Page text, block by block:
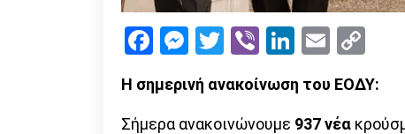
Facebook
Messenger
Twitter
ViberLinkedIn
Email
Η σημερινή ανακοίνωση του ΕΟΔΥ:
Σήμερα ανακοινώνουμε 937 νέα